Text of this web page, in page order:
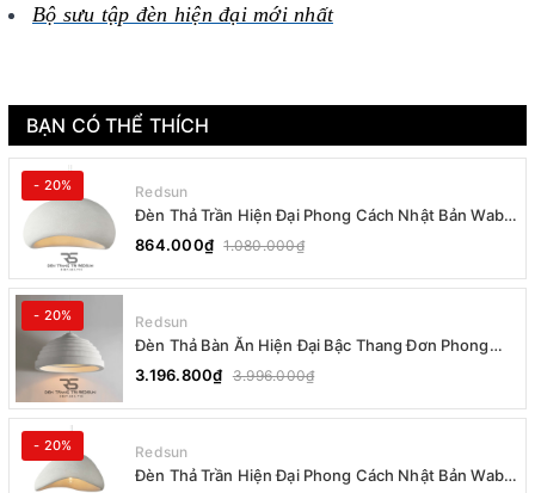
Bộ sưu tập đèn hiện đại mới nhất
BẠN CÓ THỂ THÍCH
- 20% Redsun
Đèn Thả Trần Hiện Đại Phong Cách Nhật Bản Wabi-
sabi CDT-T036 Dáng B
864.000₫ 1.080.000₫
- 20% Redsun
Đèn Thả Bàn Ăn Hiện Đại Bậc Thang Đơn Phong
Cách Nhật Bản Wabi-sabi DC-T078B
3.196.800₫ 3.996.000₫
- 20% Redsun
Đèn Thả Trần Hiện Đại Phong Cách Nhật Bản Wabi-